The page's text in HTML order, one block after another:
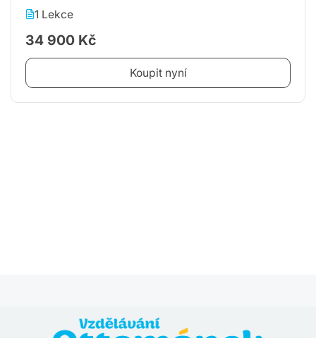
1 Lekce
34 900 Kč
Koupit nyní